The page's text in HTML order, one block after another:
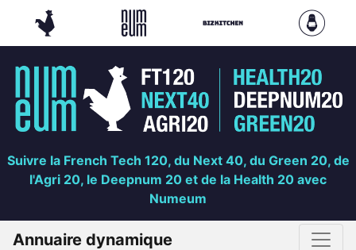
Suivre la French Tech 120, du Next 40, du Green 20, de
l'Agri 20, le Deepnum 20 et de la Health 20 avec
Numeum
Annuaire dynamique